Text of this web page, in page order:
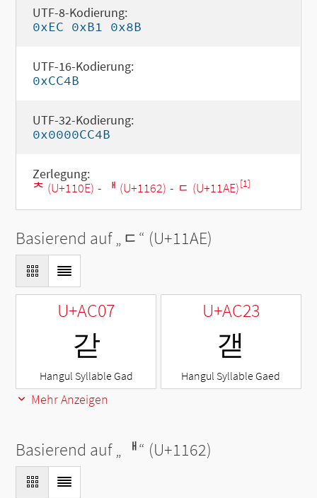
UTF-8-Kodierung:
0xEC 0xB1 0x8B
UTF-16-Kodierung:
0xCC4B
UTF-32-Kodierung:
0x0000CC4B
Zerlegung:
ᄎ (U+110E) - ᅢ (U+1162) - ᆮ (U+11AE)[1]
Basierend auf „ᆮ“ (U+11AE)
U+AC07
갇
Hangul Syllable Gad
U+AC23
갣
Hangul Syllable Gaed
Mehr Anzeigen
Basierend auf „ ᅢ“ (U+1162)